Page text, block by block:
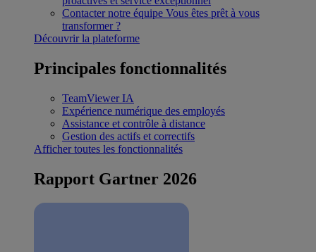
Contacter notre équipe Vous êtes prêt à vous
transformer ?
Découvrir la plateforme
Principales fonctionnalités
TeamViewer IA
Expérience numérique des employés
Assistance et contrôle à distance
Gestion des actifs et correctifs
Afficher toutes les fonctionnalités
Rapport Gartner 2026